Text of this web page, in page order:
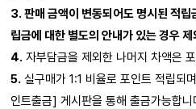
3. 판매 금액이 변동되어도 명시된 적
립금에 대한 별도의 안내가 있는 경우 제
4. 자부담금을 제외한 나머지 차액은
5. 실구매가 1:1 비율로 포인트 적립되
인트출금] 게시판을 통해 출금가능합